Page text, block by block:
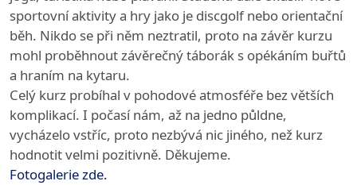
sportovní aktivity a hry jako je discgolf nebo orientační
běh. Nikdo se při něm neztratil, proto na závěr kurzu
mohl proběhnout závěrečný táborák s opékáním buřtů
a hraním na kytaru.
Celý kurz probíhal v pohodové atmosféře bez větších
komplikací. I počasí nám, až na jedno půldne,
vycházelo vstříc, proto nezbývá nic jiného, než kurz
hodnotit velmi pozitivně. Děkujeme.
Fotogalerie zde.